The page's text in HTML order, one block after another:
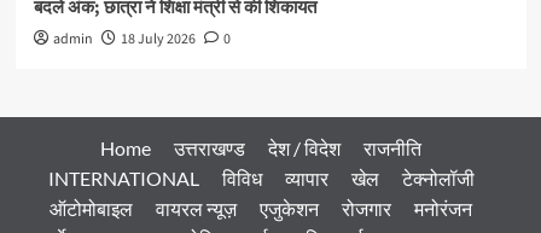
बदले अंक; छात्रा ने शिक्षा मंत्री से की शिकायत
admin 18 July 2026 0
Home उत्तराखण्ड देश / विदेश
राजनीति
INTERNATIONAL
विविध व्यापार खेल
टेक्नोलॉजी
ऑटोमोबाइल
वायरल न्यूज़ एजुकेशन रोजगार
मनोरंजन